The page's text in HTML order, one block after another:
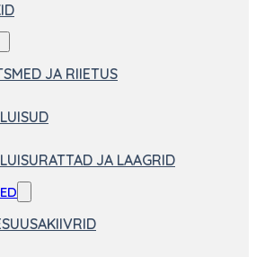
JA RIIETUS
JA LAAGRID